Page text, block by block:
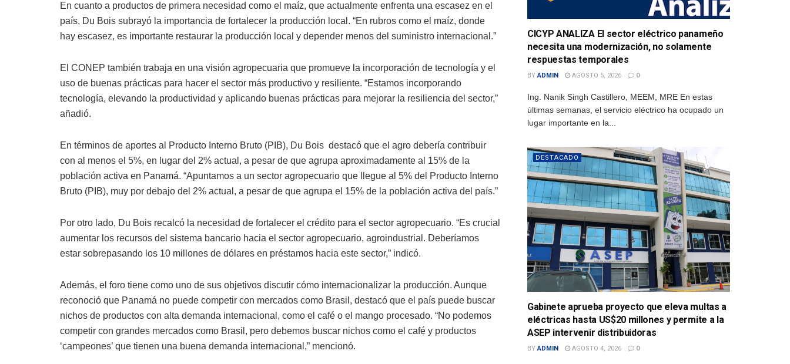
En cuanto a productos de primera necesidad como el maíz, que actualmente enfrenta una escasez en el
país, Du Bois subrayó la importancia de fortalecer la producción local. “En rubros como el maíz, donde
hay escasez, es importante restaurar la producción local y depender menos del suministro internacional.”
El CONEP también trabaja en una visión agropecuaria que promueve la incorporación de tecnología y el
uso de buenas prácticas para hacer el sector más productivo y resiliente. “Estamos incorporando
tecnología, elevando la productividad y aplicando buenas prácticas para mejorar la resiliencia del sector,”
añadió.
En términos de aportes al Producto Interno Bruto (PIB), Du Bois destacó que el agro debería contribuir
con al menos el 5%, en lugar del 2% actual, a pesar de que agrupa aproximadamente al 15% de la
población activa en Panamá. “Apuntamos a un sector agropecuario que llegue al 5% del Producto Interno
Bruto (PIB), muy por debajo del 2% actual, a pesar de que agrupa el 15% de la población activa del país.”
Por otro lado, Du Bois recalcó la necesidad de fortalecer el crédito para el sector agropecuario. “Es crucial
aumentar los recursos del sistema bancario hacia el sector agropecuario, agroindustrial. Deberíamos
estar sobrepasando los 10 millones de dólares en préstamos hacia este sector,” indicó.
Además, el foro tiene como uno de sus objetivos discutir cómo internacionalizar la producción. Aunque
reconoció que Panamá no puede competir con mercados como Brasil, destacó que el país puede buscar
nichos de productos con alta demanda internacional, como el café o el mango procesado. “No podemos
competir con grandes mercados como Brasil, pero debemos buscar nichos como el café y productos
‘campeones’ que tienen una buena demanda internacional,” mencionó.
CICYP ANALIZA El sector eléctrico panameño
necesita una modernización, no solamente
respuestas temporales
BY ADMIN AGOSTO 5, 2026 0
Ing. Nanik Singh Castillero, MEEM, MRE En estas
últimas semanas, el servicio eléctrico ha ocupado un
lugar importante en la...
DESTACADO
Gabinete aprueba proyecto que eleva multas a
eléctricas hasta US$20 millones y permite a la
ASEP intervenir distribuidoras
BY ADMIN AGOSTO 4, 2026 0